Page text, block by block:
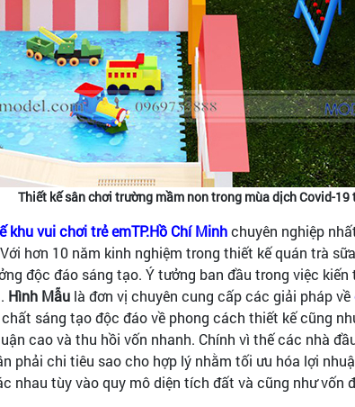
Thiết kế sân chơi trường mầm non trong mùa dịch Covid-19
khu vui chơi trẻ emTP.Hồ Chí Minhchuyên nghiệp
hơn 10 năm kinh nghiệm trong thiết kế quán trà
độc đáo sáng tạo. Ý tưởng ban đầu trong việc
Hình Mẫu là đơn vị chuyên cung cấp các giải pháp về
sáng tạo độc đáo về phong cách thiết kế cũng
cao và thu hồi vốn nhanh. Chính vì thế các nhà
phải chi tiêu sao cho hợp lý nhằm tối ưu hóa lợi
nhau tùy vào quy mô diện tích đất và cũng như vốn